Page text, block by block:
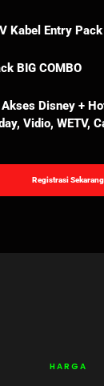
Kabel Entry Pack
BIG COMBO
Disney +
Vidio, WETV,
Registrasi Sekarang
HARGA